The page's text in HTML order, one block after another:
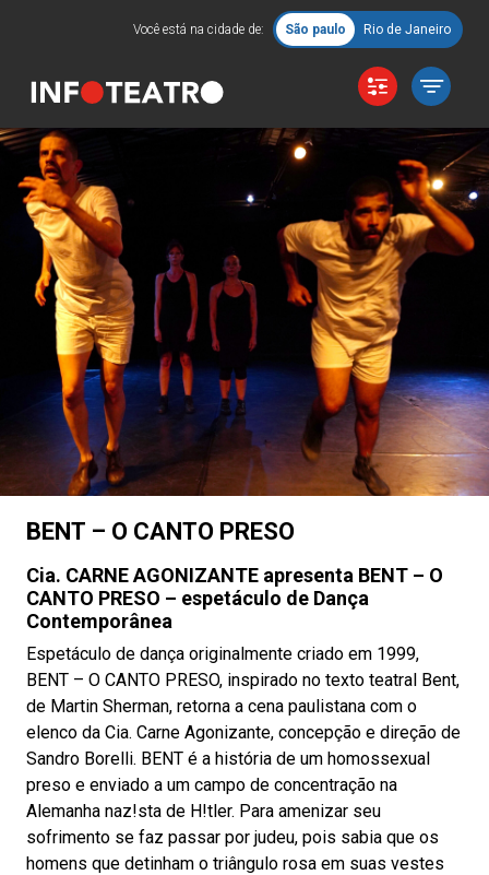
Você está na cidade de: São paulo Rio de Janeiro
BENT – O CANTO PRESO
Cia. CARNE AGONIZANTE apresenta BENT – O
CANTO PRESO – espetáculo de Dança
Contemporânea
Espetáculo de dança originalmente criado em 1999,
BENT – O CANTO PRESO, inspirado no texto teatral Bent,
de Martin Sherman, retorna a cena paulistana com o
elenco da Cia. Carne Agonizante, concepção e direção de
Sandro Borelli. BENT é a história de um homossexual
preso e enviado a um campo de concentração na
Alemanha naz!sta de H!tler. Para amenizar seu
sofrimento se faz passar por judeu, pois sabia que os
homens que detinham o triângulo rosa em suas vestes